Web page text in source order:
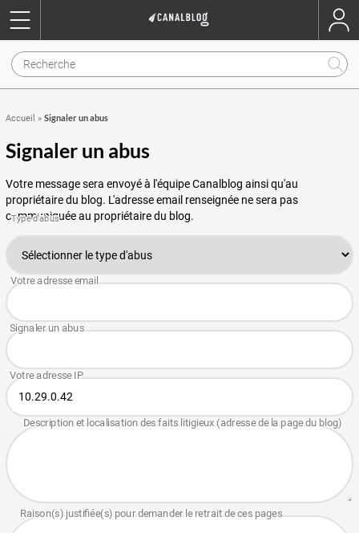
Accueil » Signaler un abus
Signaler un abus
Votre message sera envoyé à l'équipe Canalblog ainsi qu'au
propriétaire du blog. L'adresse email renseignée ne sera pas
communiquée au propriétaire du blog.